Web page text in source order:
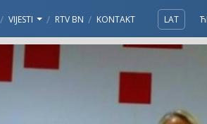
VIJESTI RTV BN KONTAKT LAT